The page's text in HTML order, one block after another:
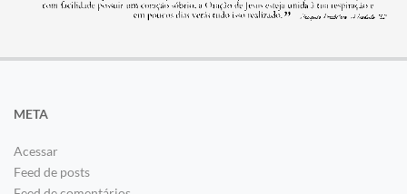
META
Acessar
Feed de posts